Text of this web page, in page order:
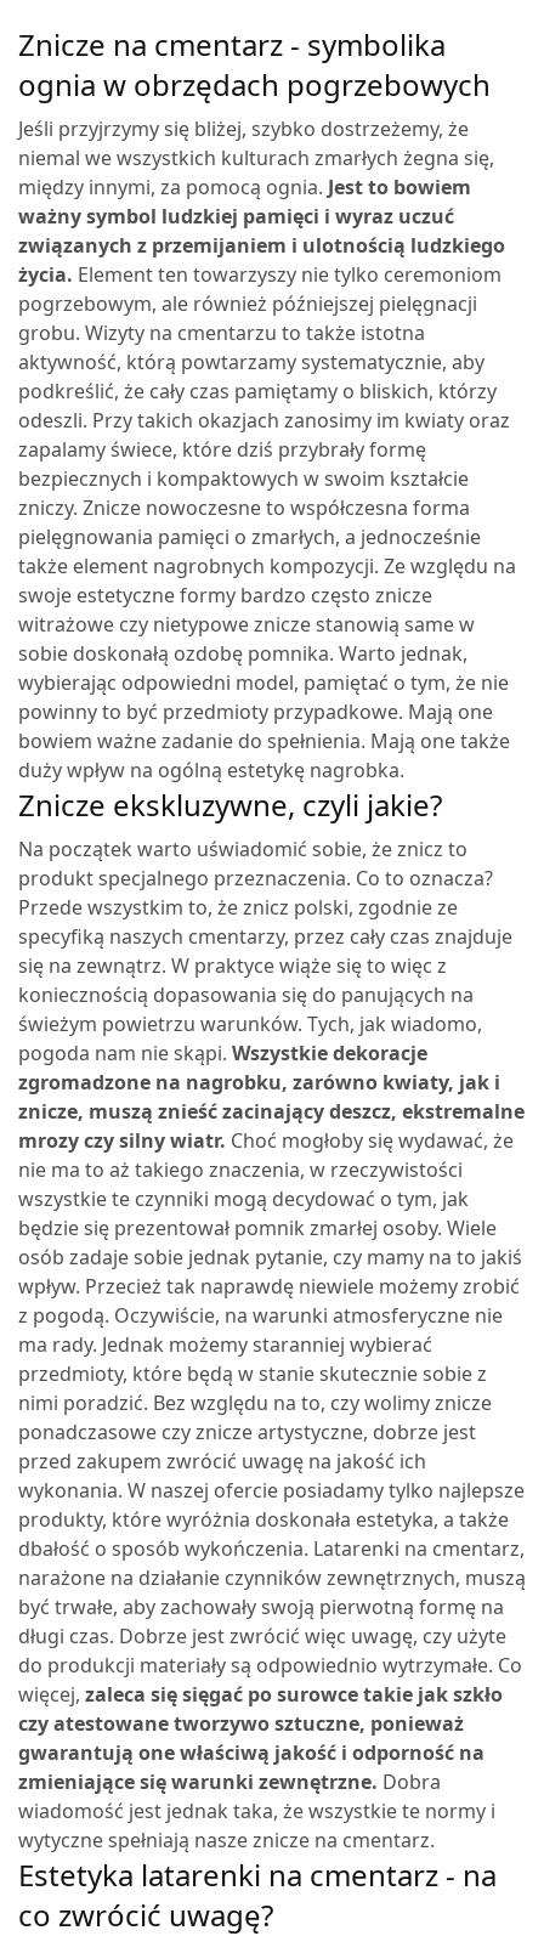
Znicze na cmentarz - symbolika
ognia w obrzędach pogrzebowych
Jeśli przyjrzymy się bliżej, szybko dostrzeżemy, że
niemal we wszystkich kulturach zmarłych żegna się,
między innymi, za pomocą ognia. Jest to bowiem
ważny symbol ludzkiej pamięci i wyraz uczuć
związanych z przemijaniem i ulotnością ludzkiego
życia. Element ten towarzyszy nie tylko ceremoniom
pogrzebowym, ale również późniejszej pielęgnacji
grobu. Wizyty na cmentarzu to także istotna
aktywność, którą powtarzamy systematycznie, aby
podkreślić, że cały czas pamiętamy o bliskich, którzy
odeszli. Przy takich okazjach zanosimy im kwiaty oraz
zapalamy świece, które dziś przybrały formę
bezpiecznych i kompaktowych w swoim kształcie
zniczy. Znicze nowoczesne to współczesna forma
pielęgnowania pamięci o zmarłych, a jednocześnie
także element nagrobnych kompozycji. Ze względu na
swoje estetyczne formy bardzo często znicze
witrażowe czy nietypowe znicze stanowią same w
sobie doskonałą ozdobę pomnika. Warto jednak,
wybierając odpowiedni model, pamiętać o tym, że nie
powinny to być przedmioty przypadkowe. Mają one
bowiem ważne zadanie do spełnienia. Mają one także
duży wpływ na ogólną estetykę nagrobka.
Znicze ekskluzywne, czyli jakie?
Na początek warto uświadomić sobie, że znicz to
produkt specjalnego przeznaczenia. Co to oznacza?
Przede wszystkim to, że znicz polski, zgodnie ze
specyfiką naszych cmentarzy, przez cały czas znajduje
się na zewnątrz. W praktyce wiąże się to więc z
koniecznością dopasowania się do panujących na
świeżym powietrzu warunków. Tych, jak wiadomo,
pogoda nam nie skąpi. Wszystkie dekoracje
zgromadzone na nagrobku, zarówno kwiaty, jak i
znicze, muszą znieść zacinający deszcz, ekstremalne
mrozy czy silny wiatr. Choć mogłoby się wydawać, że
nie ma to aż takiego znaczenia, w rzeczywistości
wszystkie te czynniki mogą decydować o tym, jak
będzie się prezentował pomnik zmarłej osoby. Wiele
osób zadaje sobie jednak pytanie, czy mamy na to jakiś
wpływ. Przecież tak naprawdę niewiele możemy zrobić
z pogodą. Oczywiście, na warunki atmosferyczne nie
ma rady. Jednak możemy staranniej wybierać
przedmioty, które będą w stanie skutecznie sobie z
nimi poradzić. Bez względu na to, czy wolimy znicze
ponadczasowe czy znicze artystyczne, dobrze jest
przed zakupem zwrócić uwagę na jakość ich
wykonania. W naszej ofercie posiadamy tylko najlepsze
produkty, które wyróżnia doskonała estetyka, a także
dbałość o sposób wykończenia. Latarenki na cmentarz,
narażone na działanie czynników zewnętrznych, muszą
być trwałe, aby zachowały swoją pierwotną formę na
długi czas. Dobrze jest zwrócić więc uwagę, czy użyte
do produkcji materiały są odpowiednio wytrzymałe. Co
więcej, zaleca się sięgać po surowce takie jak szkło
czy atestowane tworzywo sztuczne, ponieważ
gwarantują one właściwą jakość i odporność na
zmieniające się warunki zewnętrzne. Dobra
wiadomość jest jednak taka, że wszystkie te normy i
wytyczne spełniają nasze znicze na cmentarz.
Estetyka latarenki na cmentarz - na
co zwrócić uwagę?